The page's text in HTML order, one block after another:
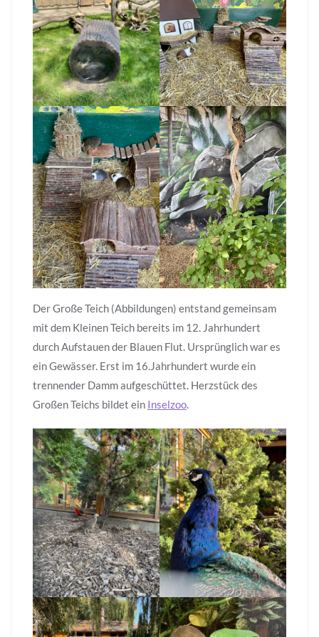
Der Große Teich (Abbildungen) entstand gemeinsam
mit dem Kleinen Teich bereits im 12. Jahrhundert
durch Aufstauen der Blauen Flut. Ursprünglich war es
ein Gewässer. Erst im 16.Jahrhundert wurde ein
trennender Damm aufgeschüttet. Herzstück des
Großen Teichs bildet ein Inselzoo.